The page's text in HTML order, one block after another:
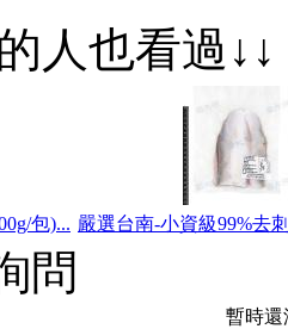
人也看過↓↓
包)... 嚴選台南-小資級99%去
問
暫時還